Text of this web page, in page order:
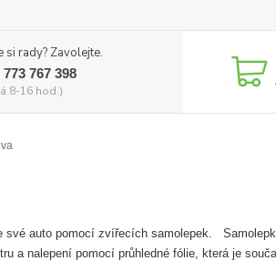
si rady? Zavolejte.
773 767 398
8-16 hod.)
své auto pomocí zvířecích samolepek.
a nalepení pomocí průhledné fólie, která je